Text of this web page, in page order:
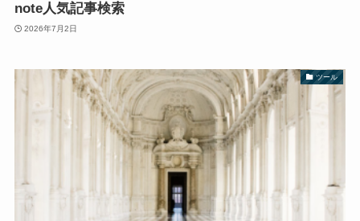
note人気記事検索
2026年7月2日
ツール